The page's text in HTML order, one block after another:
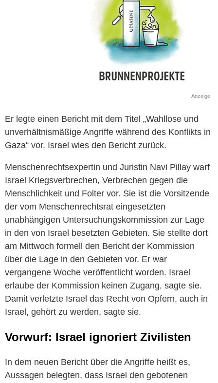
Anzeige
Er legte einen Bericht mit dem Titel „Wahllose und
unverhältnismäßige Angriffe während des Konflikts in
Gaza“ vor. Israel wies den Bericht zurück.
Menschenrechtsexpertin und Juristin Navi Pillay warf
Israel Kriegsverbrechen, Verbrechen gegen die
Menschlichkeit und Folter vor. Sie ist die Vorsitzende
der vom Menschenrechtsrat eingesetzten
unabhängigen Untersuchungskommission zur Lage
in den von Israel besetzten Gebieten. Sie stellte dort
am Mittwoch formell den Bericht der Kommission
über die Lage in den Gebieten vor. Er war
vergangene Woche veröffentlicht worden. Israel
erlaube der Kommission keinen Zugang, sagte sie.
Damit verletzte Israel das Recht von Opfern, auch in
Israel, gehört zu werden, sagte sie.
Vorwurf: Israel ignoriert Zivilisten
In dem neuen Bericht über die Angriffe heißt es,
Aussagen belegten, dass Israel den gebotenen